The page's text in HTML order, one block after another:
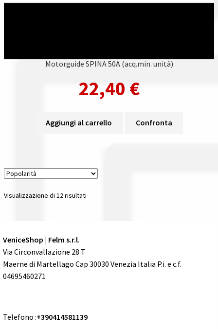
Motorguide SPINA 50A (acq.min. unità)
22,40 €
Aggiungi al carrello Confronta
Visualizzazione di 12 risultati
VeniceShop | Felm s.r.l.
Via Circonvallazione 28 T
Maerne di Martellago Cap 30030 Venezia Italia P.i. e c.f.
04695460271
Telefono :+390414581139